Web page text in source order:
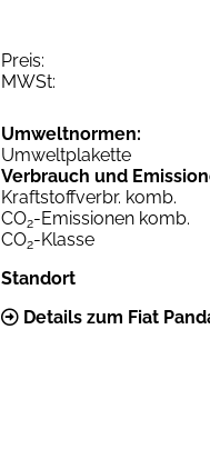
Preis:
MWSt:
Umweltnormen:
Umweltplakette
Verbrauch und
Kraftstoffverbr. komb.
CO2-Emissionen komb.
CO2-Klasse
Standort
Details zum Fiat